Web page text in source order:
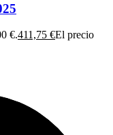
€.411,75 €El precio